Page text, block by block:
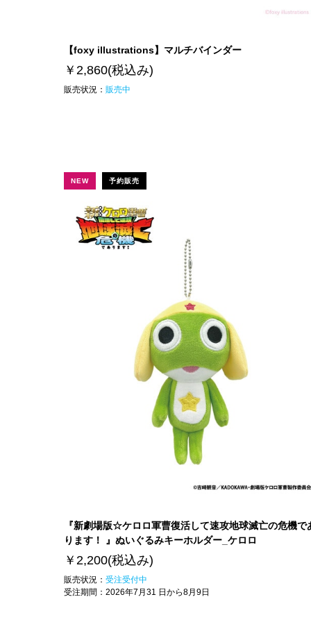
【foxy illustrations】マルチバインダー
￥2,860(税込み)
販売状況： 販売中
NEW 予約販売
『新劇場版☆ケロロ軍曹復活して速攻地球滅亡の危機で
ります！ 』ぬいぐるみキーホルダー_ケロロ
￥2,200(税込み)
販売状況： 受注受付中
受注期間： 2026年7月31 日から8月9日